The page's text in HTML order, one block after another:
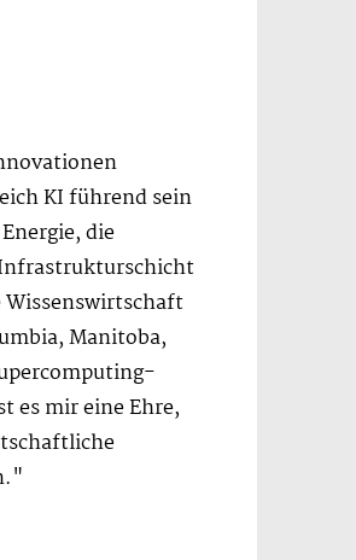
KI führend sein
die
Wissenswirtschaft
Manitoba,
es mir eine Ehre,